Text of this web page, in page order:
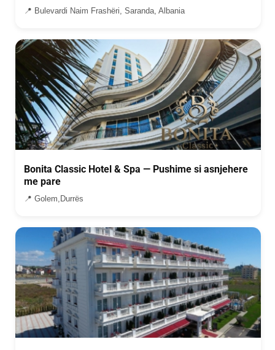
📍 Bulevardi Naim Frashëri, Saranda, Albania
Bonita Classic Hotel & Spa — Pushime si asnjehere
me pare
📍 Golem,Durrës